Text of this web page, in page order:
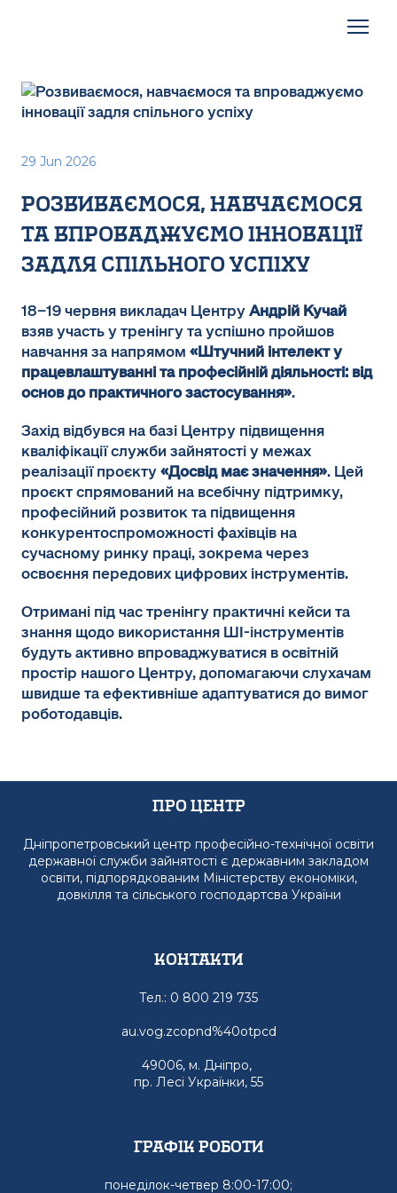
29 Jun 2026
розвиваємося, навчаємося
та впроваджуємо інновації
задля спільного успіху
18–19 червня викладач ЦентруАндрій Кучай
взяв участь у тренінгу та успішно пройшов
навчання за напрямом «Штучний інтелект у
працевлаштуванні та професійній діяльності: від
основ до практичного застосування».
Захід відбувся на базі Центру підвищення
кваліфікації служби зайнятості у межах
реалізації проєкту«Досвід має значення». Цей
проєкт спрямований на всебічну підтримку,
професійний розвиток та підвищення
конкурентоспроможності фахівців на
сучасному ринку праці, зокрема через
освоєння передових цифрових інструментів.
Отримані під час тренінгу практичні кейси та
знання щодо використання ШІ-інструментів
будуть активно впроваджуватися в освітній
простір нашого Центру, допомагаючи слухачам
швидше та ефективніше адаптуватися до вимог
роботодавців.
Про Центр
Дніпропетровський центр професійно-технічної освіти
державної служби зайнятості є державним закладом
освіти, підпорядкованим Міністерству економіки,
довкілля та сільського господартсва України
Контакти
Тел.: 0 800 219 735
au.vog.zcopnd%40otpcd
49006, м. Дніпро,
пр. Лесі Українки, 55
графік роботи
понеділок-четвер 8:00-17:00;